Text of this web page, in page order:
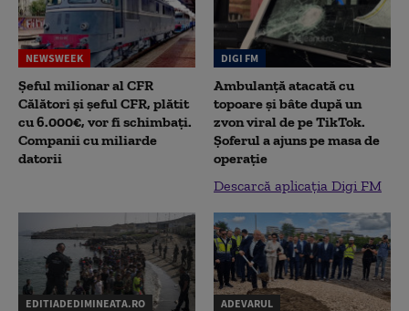
NEWSWEEK
Șeful milionar al CFR
Călători și șeful CFR, plătit
cu 6.000€, vor fi schimbați.
Companii cu miliarde
datorii
DIGI FM
Ambulanță atacată cu
topoare și bâte după un
zvon viral de pe TikTok.
Șoferul a ajuns pe masa de
operație
Descarcă aplicația Digi FM
EDITIADEDIMINEATA.RO ADEVARUL